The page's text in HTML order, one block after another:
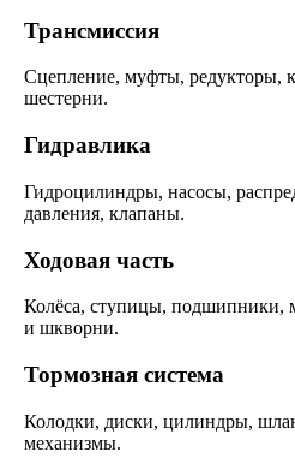
Трансмиссия
Сцепление, муфты, редукторы,
шестерни.
Гидравлика
Гидроцилиндры, насосы,
давления, клапаны.
Ходовая часть
Колёса, ступицы, подшипники,
и шкворни.
Тормозная система
Колодки, диски, цилиндры,
механизмы.